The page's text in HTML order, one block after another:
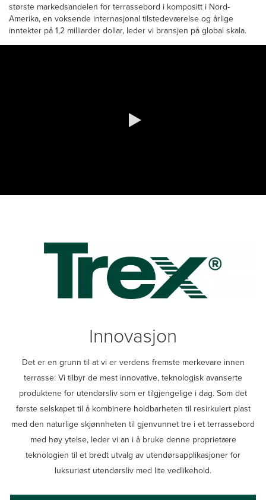
største markedsandelen for terrassebord i kompositt i Nord-
Amerika, en voksende internasjonal tilstedeværelse og årlige
inntekter på 1,2 milliarder dollar, leder vi bransjen på global skala.
Innovasjon
Det er en grunn til at vi er verdens fremste merkevare innen
terrasse: Vi tilbyr de mest innovative, teknologisk avanserte
produktene for utendørsliv som er tilgjengelige i dag. Som det
første selskapet til å kombinere holdbarheten til resirkulert plast
med den naturlige skjønnheten til gjenvunnet tre i et terrassebord
med høy ytelse, leder vi an i å bruke denne proprietære
teknologien til et bredt utvalg av utendørsapplikasjoner for
luksuriøst utendørsliv med lite vedlikehold.